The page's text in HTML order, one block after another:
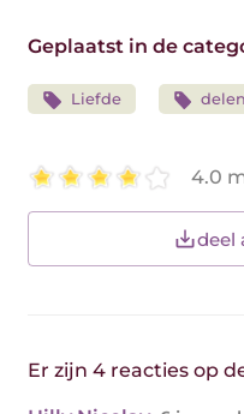
Geplaatst in de
Liefde delen
4.0
deel
Er zijn 4 reacties op